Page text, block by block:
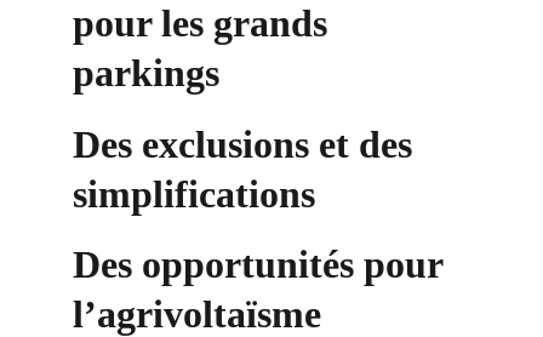
pour les grands
parkings
Des exclusions et des
simplifications
Des opportunités pour
l’agrivoltaïsme